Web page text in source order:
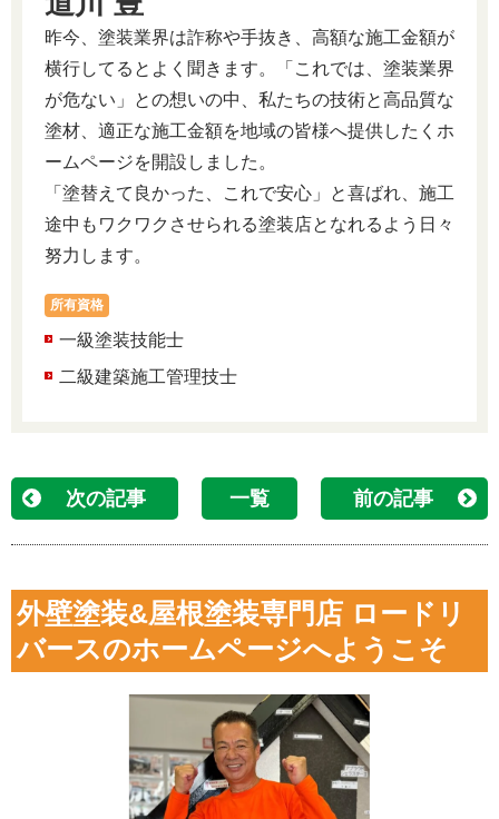
昨今、塗装業界は詐称や手抜き、高額な施工金額が
横行してるとよく聞きます。「これでは、塗装業界
が危ない」との想いの中、私たちの技術と高品質な
塗材、適正な施工金額を地域の皆様へ提供したくホ
ームページを開設しました。
「塗替えて良かった、これで安心」と喜ばれ、施工
途中もワクワクさせられる塗装店となれるよう日々
努力します。
所有資格
一級塗装技能士
二級建築施工管理技士
次の記事 一覧 前の記事
外壁塗装&屋根塗装専門店 ロードリ
バースのホームページへようこそ